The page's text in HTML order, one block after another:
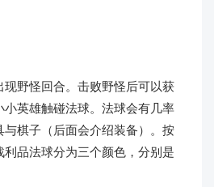
野怪回合。击败野怪后可以获
英雄触碰法球。法球会有几率
棋子（后面会介绍装备）。按
利品法球分为三个颜色，分别是